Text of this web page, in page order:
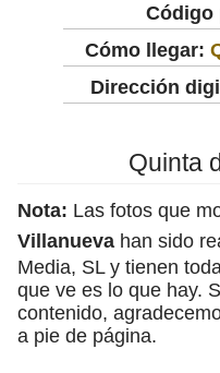
Código
Cómo llegar:
Dirección
Quinta
Nota: Las fotos que
Villanueva han sido
Media, SL y tienen
que ve es lo que hay.
contenido,
a pie de página.